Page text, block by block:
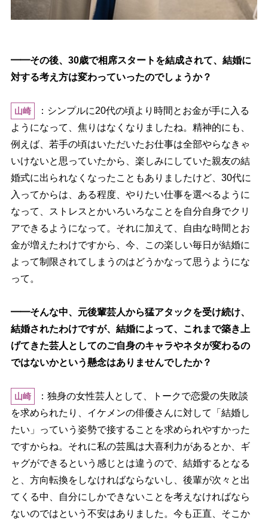
━━その後、30歳で相席スタートを結成されて、結婚に
対する考え方は変わっていったのでしょうか？
山崎
：シンプルに20代の頃より時間とお金が手に入る
ようになって、焦りはなくなりましたね。精神的にも、
例えば、若手の頃はいただいたお仕事は全部やらなきゃ
いけないと思っていたから、楽しみにしていた親友の結
婚式に出られなくなったこともありましたけど、30代に
入ってからは、ある程度、やりたい仕事を選べるように
なって、ストレスとかいろいろなことを自分自身でクリ
アできるようになって。それに加えて、自由な時間とお
金が増えたわけですから、今、この楽しい毎日が結婚に
よって制限されてしまうのはどうかなって思うようにな
って。
━━そんな中、元後輩芸人から猛アタックを受け続け、
結婚されたわけですが、結婚によって、これまで築き上
げてきた芸人としてのご自身のキャラやネタが変わるの
ではないかという懸念はありませんでしたか？
山崎
：独身の女性芸人として、トークで恋愛の失敗談
を求められたり、イケメンの俳優さんに対して「結婚し
たい」っていう姿勢で接することを求められやすかった
ですからね。それに私の芸風は大喜利力があるとか、ギ
ャグができるという感じとは違うので、結婚するとなる
と、方向転換をしなければならないし、後輩が次々と出
てくる中、自分にしかできないことを考えなければなら
ないのではという不安はありました。今も正直、そこか